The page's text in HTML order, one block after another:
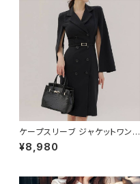
ビジネススーツ ロング パンツス
ーツ ロングパンツ ペプラム ノー
カラースーツ ペプラムジャケット
レディーススーツ 大きいサイズ
オフィス OL オフィスカジュアル
ビジネス 結婚式 パーティー お
呼ばれ ブラック ネイビー グレ
ー S M L XL 2XL 3XL 4XL 5
XL 10代 20代 30代 40代 C-
WAW1079
ケープスリーブ ジャケットワンピ
ース ベルト付き ワンピース レデ
ィース 長袖 襟付き タイト スー
¥8,980